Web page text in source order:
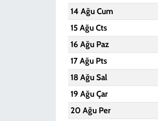
14 Ağu Cum
15 Ağu Cts
16 Ağu Paz
17 Ağu Pts
18 Ağu Sal
19 Ağu Çar
20 Ağu Per